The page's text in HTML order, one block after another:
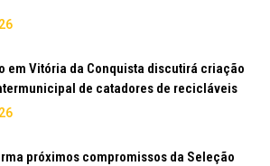
em Vitória da Conquista discutirá criação
de catadores de recicláveis
próximos compromissos da Seleção